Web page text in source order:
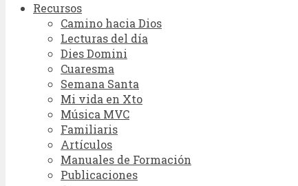
Recursos
Camino hacia Dios
Lecturas del día
Dies Domini
Cuaresma
Semana Santa
Mi vida en Xto
Música MVC
Familiaris
Artículos
Manuales de Formación
Publicaciones